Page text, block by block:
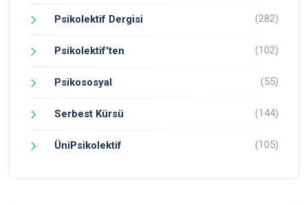
Psikolektif Dergisi (282)
Psikolektif'ten (102)
Psikososyal (55)
Serbest Kürsü (144)
ÜniPsikolektif (105)